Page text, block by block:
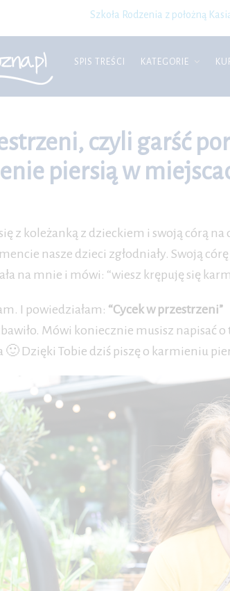
Szkoła Rodzenia z położną
SPIS TREŚCI KATEGORIE
czyli garść
piersią w
z koleżanką z dzieckiem i swoją córą
nasze dzieci zgłodniały. Swoją
na mnie i mówi: “wiesz krępuję się
I powiedziałam: “Cycek w przestrzeni”
Mówi koniecznie musisz napisać
🙂 Dzięki Tobie dziś piszę o karmieniu